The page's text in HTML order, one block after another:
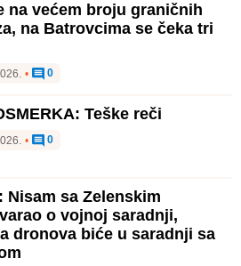
na većem broju graničnih
na Batrovcima se čeka tri
• 0
Teške reči
• 0
Nisam sa Zelenskim
o vojnoj saradnji,
dronova biće u saradnji sa